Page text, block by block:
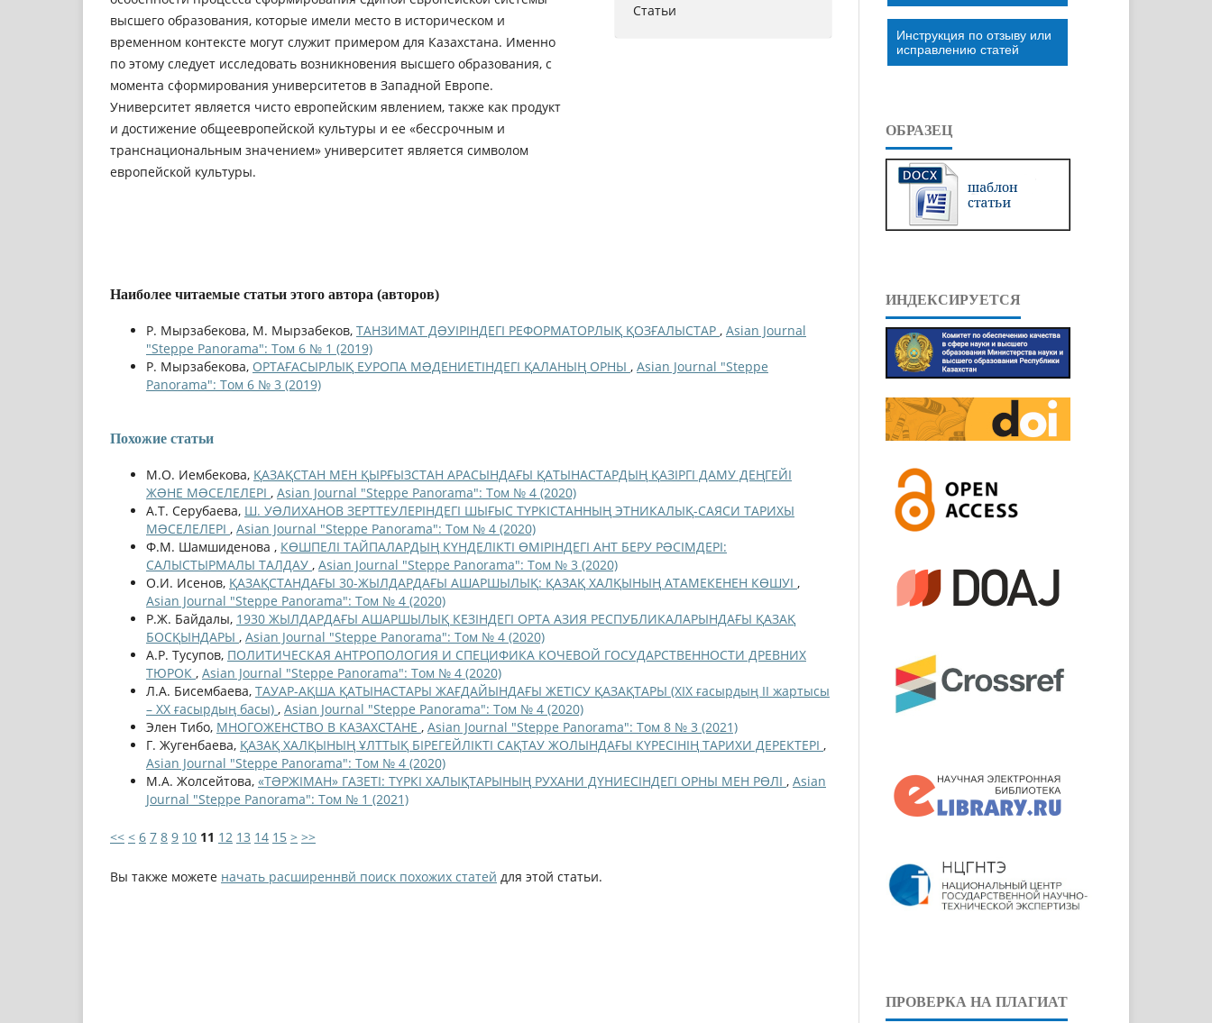
высшего образования, которые имели место в историческом и
временном контексте могут служит примером для Казахстана. Именно
по этому следует исследовать возникновения высшего образования, с
момента сформирования университетов в Западной Европе.
Университет является чисто европейским явлением, также как продукт
и достижение общеевропейской культуры и ее «бессрочным и
транснациональным значением» университет является символом
европейской культуры.
Статьи
Наиболее читаемые статьи этого автора (авторов)
Р. Мырзабекова, М. Мырзабеков, ТАНЗИМАТ ДƏУІРІНДЕГІ РЕФОРМАТОРЛЫҚ ҚОЗҒАЛЫСТАР , Asian Journal
"Steppe Panorama": Том 6 № 1 (2019)
Р. Мырзабекова, ОРТАҒАСЫРЛЫҚ ЕУРОПА МƏДЕНИЕТІНДЕГІ ҚАЛАНЫҢ ОРНЫ , Asian Journal "Steppe
Panorama": Том 6 № 3 (2019)
Похожие статьи
М.О. Иембекова, ҚАЗАҚСТАН МЕН ҚЫРҒЫЗСТАН АРАСЫНДАҒЫ ҚАТЫНАСТАРДЫҢ ҚАЗІРГІ ДАМУ ДЕҢГЕЙІ
ЖƏНЕ МƏСЕЛЕЛЕРІ , Asian Journal "Steppe Panorama": Том № 4 (2020)
А.Т. Серубаева, Ш. УƏЛИХАНОВ ЗЕРТТЕУЛЕРІНДЕГІ ШЫҒЫС ТҮРКІСТАННЫҢ ЭТНИКАЛЫҚ-САЯСИ ТАРИХЫ
МƏСЕЛЕЛЕРІ , Asian Journal "Steppe Panorama": Том № 4 (2020)
Ф.М. Шамшиденова , КӨШПЕЛІ ТАЙПАЛАРДЫҢ КҮНДЕЛІКТІ ӨМІРІНДЕГІ АНТ БЕРУ РƏСІМДЕРІ:
САЛЫСТЫРМАЛЫ ТАЛДАУ , Asian Journal "Steppe Panorama": Том № 3 (2020)
О.И. Исенов, ҚАЗАҚСТАНДАҒЫ 30-ЖЫЛДАРДАҒЫ АШАРШЫЛЫҚ: ҚАЗАҚ ХАЛҚЫНЫҢ АТАМЕКЕНЕН КӨШУІ ,
Asian Journal "Steppe Panorama": Том № 4 (2020)
Р.Ж. Байдалы, 1930 ЖЫЛДАРДАҒЫ АШАРШЫЛЫҚ КЕЗІНДЕГІ ОРТА АЗИЯ РЕСПУБЛИКАЛАРЫНДАҒЫ ҚАЗАҚ
БОСҚЫНДАРЫ , Asian Journal "Steppe Panorama": Том № 4 (2020)
А.Р. Тусупов, ПОЛИТИЧЕСКАЯ АНТРОПОЛОГИЯ И СПЕЦИФИКА КОЧЕВОЙ ГОСУДАРСТВЕННОСТИ ДРЕВНИХ
ТЮРОК , Asian Journal "Steppe Panorama": Том № 4 (2020)
Л.А. Бисембаева, ТАУАР-АҚША ҚАТЫНАСТАРЫ ЖАҒДАЙЫНДАҒЫ ЖЕТІСУ ҚАЗАҚТАРЫ (ХІХ ғасырдың ІІ жартысы
– ХХ ғасырдың басы) , Asian Journal "Steppe Panorama": Том № 4 (2020)
Элен Тибо, МНОГОЖЕНСТВО В КАЗАХСТАНЕ , Asian Journal "Steppe Panorama": Том 8 № 3 (2021)
Г. Жугенбаева, ҚАЗАҚ ХАЛҚЫНЫҢ ҰЛТТЫҚ БІРЕГЕЙЛІКТІ САҚТАУ ЖОЛЫНДАҒЫ КҮРЕСІНІҢ ТАРИХИ ДЕРЕКТЕРІ ,
Asian Journal "Steppe Panorama": Том № 4 (2020)
М.А. Жолсейтова, «ТƏРЖІМАН» ГАЗЕТІ: ТҮРКІ ХАЛЫҚТАРЫНЫҢ РУХАНИ ДҮНИЕСІНДЕГІ ОРНЫ МЕН РӨЛІ , Asian
Journal "Steppe Panorama": Том № 1 (2021)
<< < 6 7 8 9 10 11 12 13 14 15 > >>
Вы также можете начать расширеннвй поиск похожих статей для этой статьи.
Инструкция по отзыву или
исправлению статей
ОБРАЗЕЦ
ИНДЕКСИРУЕТСЯ
ПРОВЕРКА НА ПЛАГИАТ